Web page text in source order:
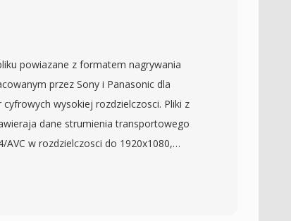
powiazane z formatem nagrywania
przez Sony i Panasonic dla
wysokiej rozdzielczosci. Pliki z
dane strumienia transportowego
AVC w rozdzielczosci do 1920x1080,
Digital (AC-3) lub LPCM. Oznaczenie